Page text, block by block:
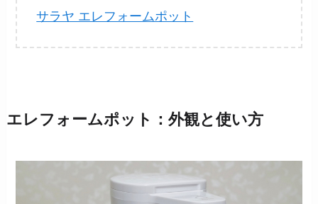
サラヤ エレフォームポット
エレフォームポット：外観と使い方